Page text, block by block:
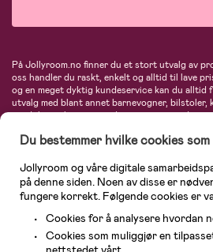
På Jollyroom.no finner du et stort utvalg av
oss handler du raskt, enkelt og alltid til lave
og en meget dyktig kundeservice kan du
utvalg med blant annet barnevogner, bilstoler,
produkter til mor, mengder av inspirerende
Maxi-Cosi, Baby Jogger, BabyBjörn,
største nettbutikk for barn og baby!
Du bestemmer hvilke cookies
Jollyroom og våre digitale
på denne siden. Noen av disse er
fungere korrekt. Følgende cookies er
Cookies for å analysere hvordan
Cookies som muliggjør en